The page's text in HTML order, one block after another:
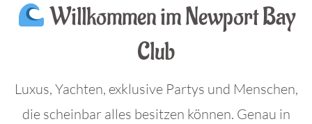
Willkommen im Newport Bay
Club
Luxus, Yachten, exklusive Partys und Menschen,
die scheinbar alles besitzen können. Genau in